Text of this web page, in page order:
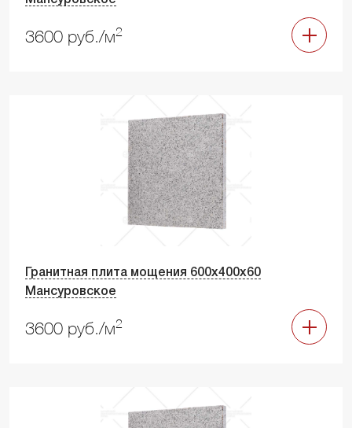
3600 руб./м2
Гранитная плита мощения 600х400х60
Мансуровское
3600 руб./м2